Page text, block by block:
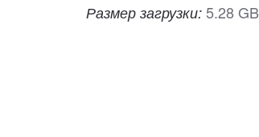
Размер загрузки: 5.28 GB